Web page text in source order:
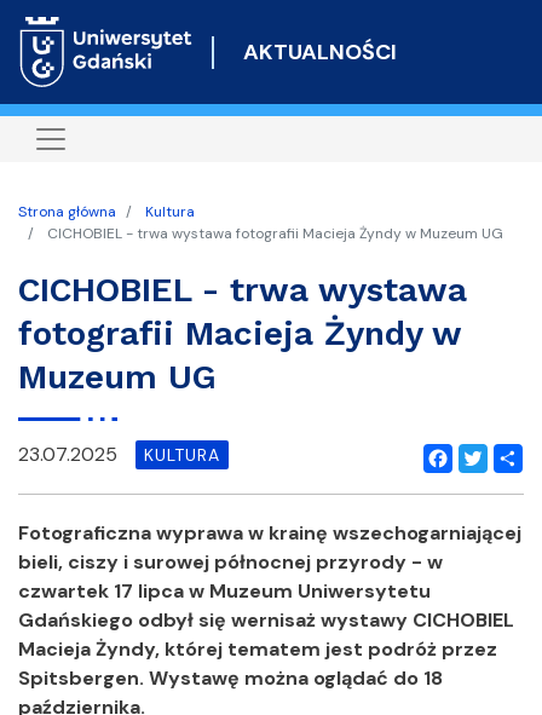
do
AKTUALNOŚCI
Strona główna
Kultura
CICHOBIEL - trwa wystawa fotografii Macieja Żyndy w Muzeum UG
CICHOBIEL - trwa wystawa
fotografii Macieja Żyndy w
Muzeum UG
Facebook
Twitter
23.07.2025 KULTURA
Fotograficzna wyprawa w krainę wszechogarniającej
bieli, ciszy i surowej północnej przyrody - w
czwartek 17 lipca w Muzeum Uniwersytetu
Gdańskiego odbył się wernisaż wystawy CICHOBIEL
Macieja Żyndy, której tematem jest podróż przez
Spitsbergen. Wystawę można oglądać do 18
października.